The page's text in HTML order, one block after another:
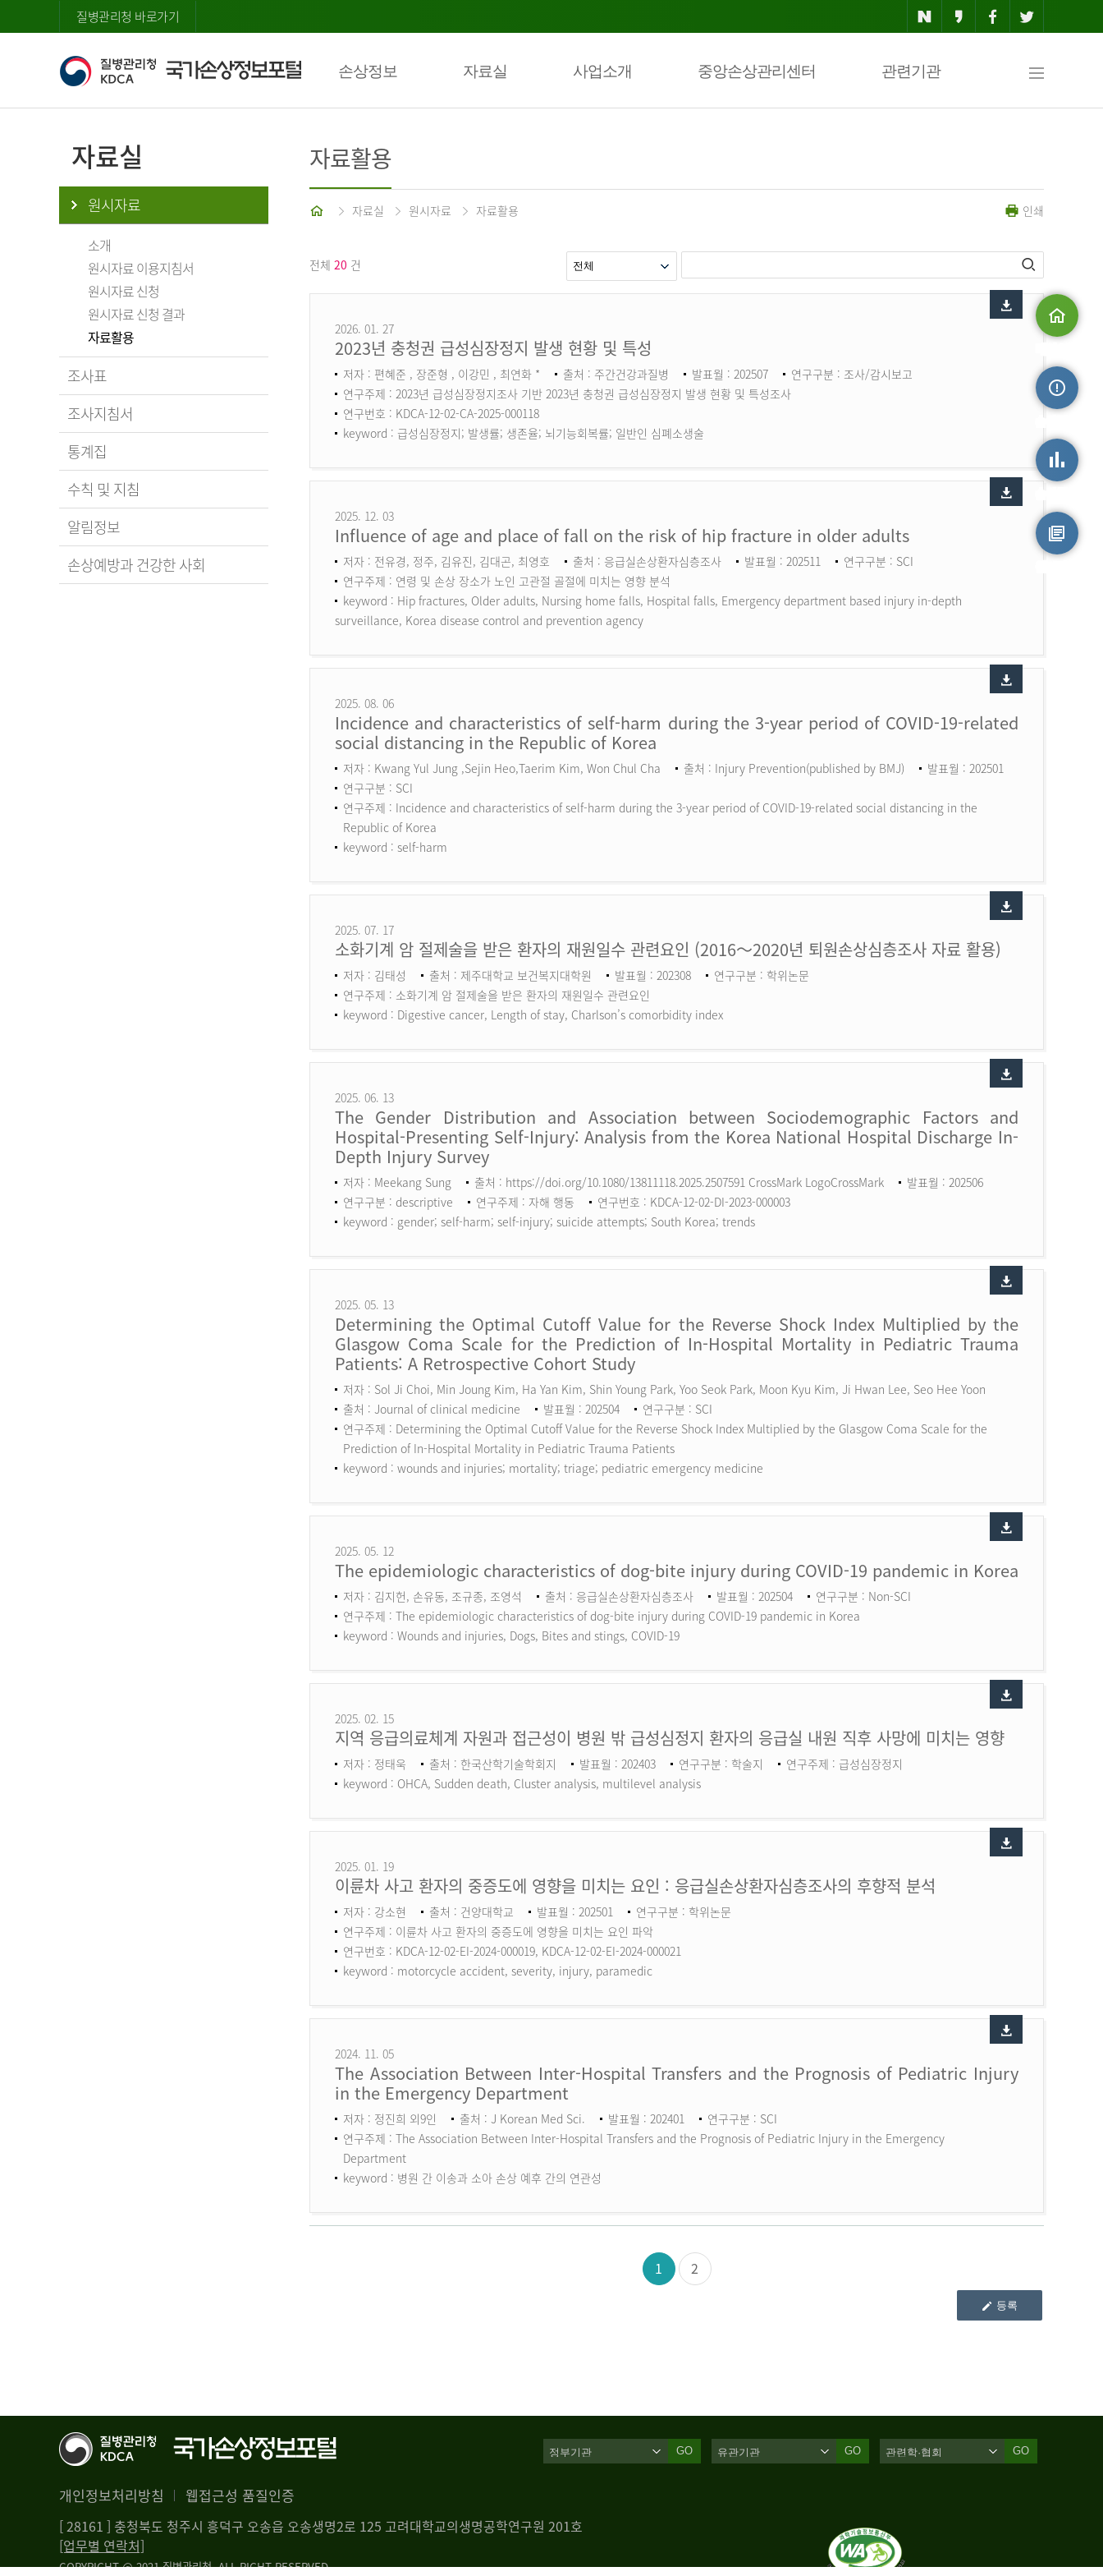
질병관리청 바로가기
손상정보 자료실 사업소개 중앙손상관리센터 관련기관
맵
자료실
원시자료
소개
원시자료 이용지침서
원시자료 신청
원시자료 신청 결과
자료활용
조사표
조사지침서
통계집
수칙 및 지침
알림정보
손상예방과 건강한 사회
자료활용
홈 자료실 원시자료 자료활용 인쇄
전체 20 건
2026. 01. 27
2023년 충청권 급성심장정지 발생 현황 및 특성
저자 : 편혜준 , 장준형 , 이강민 , 최연화 * 출처 : 주간건강과질병 발표월 : 202507
연구구분 : 조사/감시보고
연구주제 : 2023년 급성심장정지조사 기반 2023년 충청권 급성심장정지 발생 현황 및 특성조사
연구번호 : KDCA-12-02-CA-2025-000118
keyword : 급성심장정지; 발생률; 생존율; 뇌기능회복률; 일반인 심폐소생술
2025. 12. 03
Influence of age and place of fall on the risk of hip fracture in older adults
저자 : 전유경, 정주, 김유진, 김대곤, 최영호 출처 : 응급실손상환자심층조사 발표월 : 202511
연구구분 : SCI
연구주제 : 연령 및 손상 장소가 노인 고관절 골절에 미치는 영향 분석
keyword : Hip fractures, Older adults, Nursing home falls, Hospital falls, Emergency department based injury in-depth
surveillance, Korea disease control and prevention agency
2025. 08. 06
Incidence and characteristics of self-harm during the 3-year period of COVID-19-related
social distancing in the Republic of Korea
저자 : Kwang Yul Jung ,Sejin Heo,Taerim Kim, Won Chul Cha 출처 : Injury Prevention(published by BMJ)
발표월 : 202501
연구구분 : SCI
연구주제 : Incidence and characteristics of self-harm during the 3-year period of COVID-19-related social distancing in the
Republic of Korea
keyword : self-harm
2025. 07. 17
소화기계 암 절제술을 받은 환자의 재원일수 관련요인 (2016～2020년 퇴원손상심층조사 자료 활용)
저자 : 김태성 출처 : 제주대학교 보건복지대학원 발표월 : 202308
연구구분 : 학위논문
연구주제 : 소화기계 암 절제술을 받은 환자의 재원일수 관련요인
keyword : Digestive cancer, Length of stay, Charlson’s comorbidity index
2025. 06. 13
The Gender Distribution and Association between Sociodemographic Factors and
Hospital-Presenting Self-Injury: Analysis from the Korea National Hospital Discharge In-
Depth Injury Survey
저자 : Meekang Sung 출처 : https://doi.org/10.1080/13811118.2025.2507591 CrossMark LogoCrossMark
발표월 : 202506
연구구분 : descriptive
연구주제 : 자해 행동
연구번호 : KDCA-12-02-DI-2023-000003
keyword : gender; self-harm; self-injury; suicide attempts; South Korea; trends
2025. 05. 13
Determining the Optimal Cutoff Value for the Reverse Shock Index Multiplied by the
Glasgow Coma Scale for the Prediction of In-Hospital Mortality in Pediatric Trauma
Patients: A Retrospective Cohort Study
저자 : Sol Ji Choi, Min Joung Kim, Ha Yan Kim, Shin Young Park, Yoo Seok Park, Moon Kyu Kim, Ji Hwan Lee, Seo Hee Yoon
출처 : Journal of clinical medicine
발표월 : 202504
연구구분 : SCI
연구주제 : Determining the Optimal Cutoff Value for the Reverse Shock Index Multiplied by the Glasgow Coma Scale for the
Prediction of In-Hospital Mortality in Pediatric Trauma Patients
keyword : wounds and injuries; mortality; triage; pediatric emergency medicine
2025. 05. 12
The epidemiologic characteristics of dog-bite injury during COVID-19 pandemic in Korea
저자 : 김지헌, 손유동, 조규종, 조영석 출처 : 응급실손상환자심층조사 발표월 : 202504
연구구분 : Non-SCI
연구주제 : The epidemiologic characteristics of dog-bite injury during COVID-19 pandemic in Korea
keyword : Wounds and injuries, Dogs, Bites and stings, COVID-19
2025. 02. 15
지역 응급의료체계 자원과 접근성이 병원 밖 급성심정지 환자의 응급실 내원 직후 사망에 미치는 영향
저자 : 정태욱 출처 : 한국산학기술학회지 발표월 : 202403 연구구분 : 학술지
연구주제 : 급성심장정지
keyword : OHCA, Sudden death, Cluster analysis, multilevel analysis
2025. 01. 19
이륜차 사고 환자의 중증도에 영향을 미치는 요인 : 응급실손상환자심층조사의 후향적 분석
저자 : 강소현 출처 : 건양대학교 발표월 : 202501
연구구분 : 학위논문
연구주제 : 이륜차 사고 환자의 중증도에 영향을 미치는 요인 파악
연구번호 : KDCA-12-02-EI-2024-000019, KDCA-12-02-EI-2024-000021
keyword : motorcycle accident, severity, injury, paramedic
2024. 11. 05
The Association Between Inter-Hospital Transfers and the Prognosis of Pediatric Injury
in the Emergency Department
저자 : 정진희 외9인 출처 : J Korean Med Sci. 발표월 : 202401
연구구분 : SCI
연구주제 : The Association Between Inter-Hospital Transfers and the Prognosis of Pediatric Injury in the Emergency
Department
keyword : 병원 간 이송과 소아 손상 예후 간의 연관성
1 2
등록
개인정보처리방침 웹접근성 품질인증
GO GO GO
[ 28161 ] 충청북도 청주시 흥덕구 오송읍 오송생명2로 125 고려대학교의생명공학연구원 201호
[업무별 연락처]
COPYRIGHT @ 2021 질병관리청. ALL RIGHT RESERVED
손상정보
손상통계